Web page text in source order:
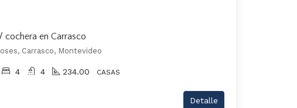
cochera en Carrasco
Carrasco, Montevideo
4 4 234.00 CASAS
Detalle